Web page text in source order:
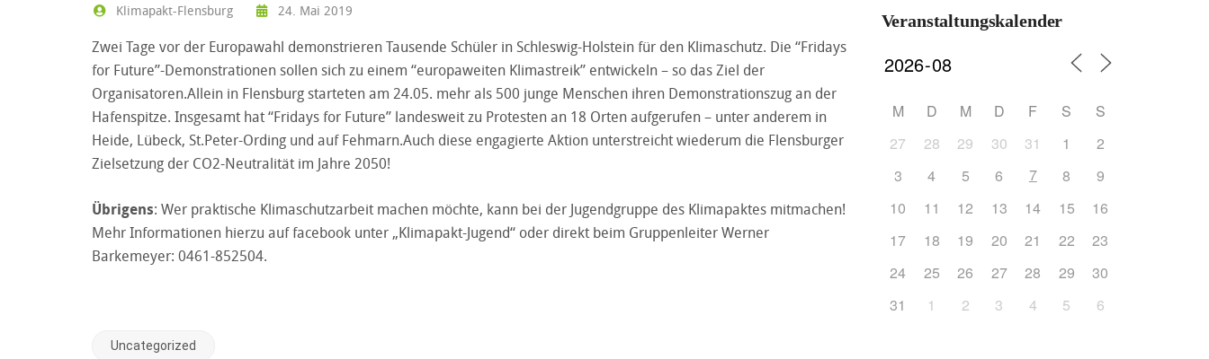
Klimapakt-Flensburg 24. Mai 2019
Zwei Tage vor der Europawahl demonstrieren Tausende Schüler in Schleswig-Holstein für den Klimaschutz. Die “Fridays
for Future”-Demonstrationen sollen sich zu einem “europaweiten Klimastreik” entwickeln – so das Ziel der
Organisatoren.Allein in Flensburg starteten am 24.05. mehr als 500 junge Menschen ihren Demonstrationszug an der
Hafenspitze. Insgesamt hat “Fridays for Future” landesweit zu Protesten an 18 Orten aufgerufen – unter anderem in
Heide, Lübeck, St.Peter-Ording und auf Fehmarn.Auch diese engagierte Aktion unterstreicht wiederum die Flensburger
Zielsetzung der CO2-Neutralität im Jahre 2050!
Übrigens: Wer praktische Klimaschutzarbeit machen möchte, kann bei der Jugendgruppe des Klimapaktes mitmachen!
Mehr Informationen hierzu auf facebook unter „Klimapakt-Jugend“ oder direkt beim Gruppenleiter Werner
Barkemeyer: 0461-852504.
Uncategorized
Veranstaltungskalender
M D M D F S
S
27
28 29 30 31 1
2
3
4 5 6 7 8
9
10
11 12 13 14 15
16
17
18 19 20 21 22
23
24
25 26 27 28 29
30
31
1 2 3 4 5 6